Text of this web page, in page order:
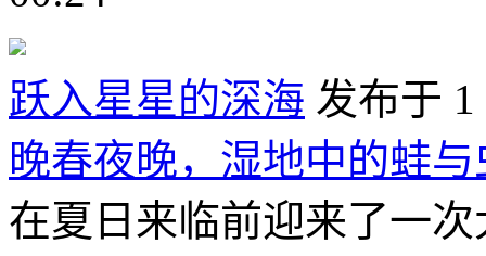
跃入星星的深海 发布于
晚春夜晚，湿地中的蛙
在夏日来临前迎来了一